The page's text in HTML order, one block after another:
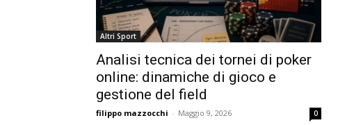
Altri Sport
Analisi tecnica dei tornei di poker
online: dinamiche di gioco e
gestione del field
filippo mazzocchi - Maggio 9, 2026 0